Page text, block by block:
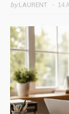
byLAURENT 14